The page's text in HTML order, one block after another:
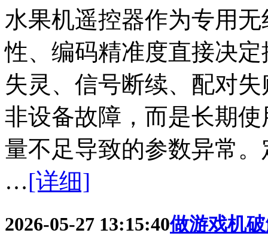
水果机遥控器作为专用
性、编码精准度直接决
失灵、信号断续、配对
非设备故障，而是长期
量不足导致的参数异常
…[详细]
2026-05-27 13:15:40做游戏机